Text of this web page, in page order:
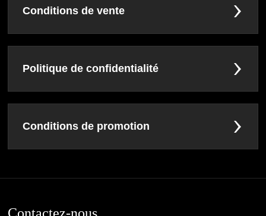
Conditions de vente
Politique de confidentialité
Conditions de promotion